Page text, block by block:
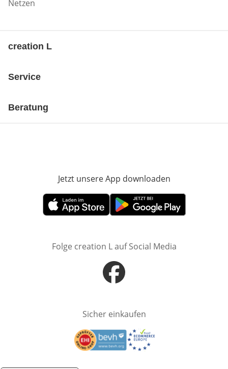
Netzen
creation L
Service
Beratung
Jetzt unsere App downloaden
Öffnet in neuem FensterÖffnet in neuem Fenster
Folge creation L auf Social Media
Öffnet in neuem Fenster
Sicher einkaufen
Öffnet in neuem FensterÖffnet in neuem Fenster